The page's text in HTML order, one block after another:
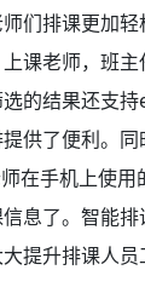
们排课更加
课老师，班
的结果还支
供了便利。
在手机上使用
息了。智能
提升排课人员